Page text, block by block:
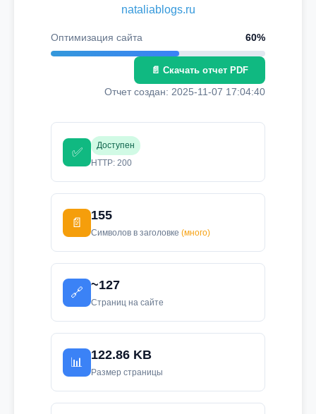
nataliablogs.ru
Оптимизация сайта 60%
📄 Скачать отчет PDF
Отчет создан: 2025-11-07 17:04:40
✅
Доступен
HTTP: 200
📄
155
Символов в заголовке (много)
🔗
~127
Страниц на сайте
📊
122.86 KB
Размер страницы